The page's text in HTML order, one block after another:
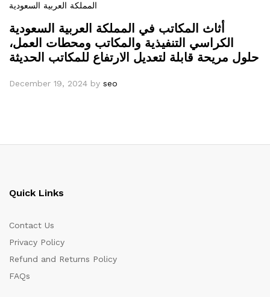
المملكة العربية السعودية
أثاث المكاتب في المملكة العربية السعودية
الكراسي التنفيذية والمكاتب ومحطات العمل،
حلول مريحة قابلة لتعديل الارتفاع للمكاتب الحديثة
December 19, 2024 by seo
Quick Links
Contact Us
Privacy Policy
Refund and Returns Policy
FAQs